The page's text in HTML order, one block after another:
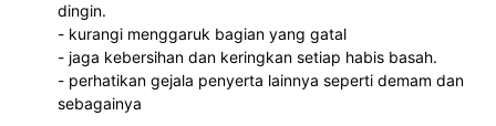
dingin.
- kurangi menggaruk bagian yang gatal
- jaga kebersihan dan keringkan setiap habis basah.
- perhatikan gejala penyerta lainnya seperti demam dan
sebagainya